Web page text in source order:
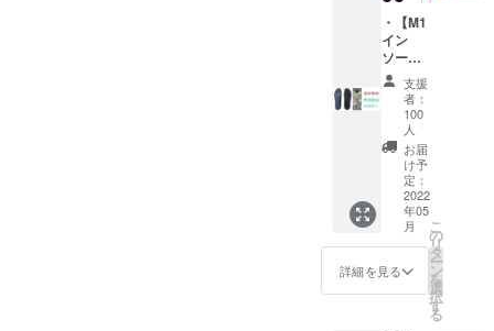
様、デ
ザイン
等、改
良のた
め、一
部変更
になる
場合が
ござい
ます。
あらか
じめご
了承願
います
込）の
18％オ
フ ※消
費税・
送料込
み ※発
送（追
跡番号
あり）
はポス
ト投函
※領収書
が必要
な場
考に記
載をお
40-42：
25.5-
26.7cm
42-44：
27-
28.2cm
※靴のサ
イズで
はな
く、イ
ンソー
ルのサ
イズで
お選び
くださ
い 一般
・【M1
イン
ソール
2021 か
かとの
厚さが
0.6cm
】1足
セット
（全4サ
イズか
ら選
択） 36-
38：
22.5-
38-40：
支援
者：
100
人
お届
け予
定：
2022
年05
月
詳細を見る
こ
の
リ
タ
ー
ン
を
選
択
す
る